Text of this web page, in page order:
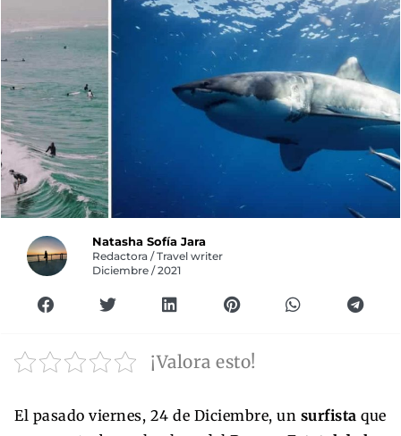
Natasha Sofía Jara
Redactora / Travel writer
Diciembre / 2021
¡Valora esto!
El pasado viernes, 24 de Diciembre, un surfista que